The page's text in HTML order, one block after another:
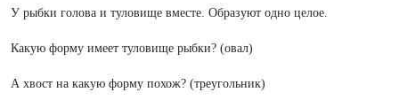
У рыбки голова и туловище вместе. Образуют одно целое.
Какую форму имеет туловище рыбки? (овал)
А хвост на какую форму похож? (треугольник)